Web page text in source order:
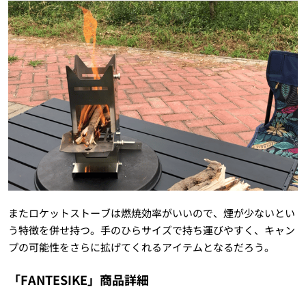
またロケットストーブは燃焼効率がいいので、煙が少ないとい
う特徴を併せ持つ。手のひらサイズで持ち運びやすく、キャン
プの可能性をさらに拡げてくれるアイテムとなるだろう。
「FANTESIKE」商品詳細